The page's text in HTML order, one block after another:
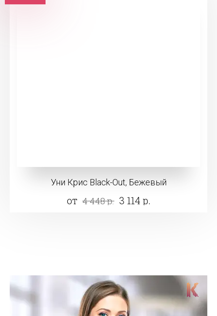
Уни Крис Black-Out, Бежевый
от 4 448 р. 3 114 р.